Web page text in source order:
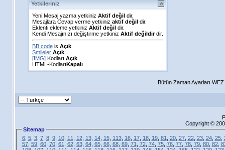
Yetkileriniz
Yeni Mesaj yazma yetkiniz Aktif değildir.
Mesajlara Cevap verme yetkiniz aktif değildir.
Eklenti ekleme yetkiniz Aktif değildir.
Kendi Mesajınızı değiştirme yetkiniz Aktif değildirdir.
BB codeis Açık
Smileler Açık
[IMG]Kodları Açık
HTML-KodlarıKapalı
Bütün Zaman Ayarları
Copyright ©
Sitemap
6, 5, 3, 7, 8, 9, 10, 11 12, 13, 14, 15, 113, 16, 17, 18, 19, 81 20, 27, 22, 23, 24, 25,
57, 59, 60, 70, 61 62, 63, 64, 65, 66, 68, 69, 71 72, 74, 75, 76, 77, 78, 79, 80, 82,